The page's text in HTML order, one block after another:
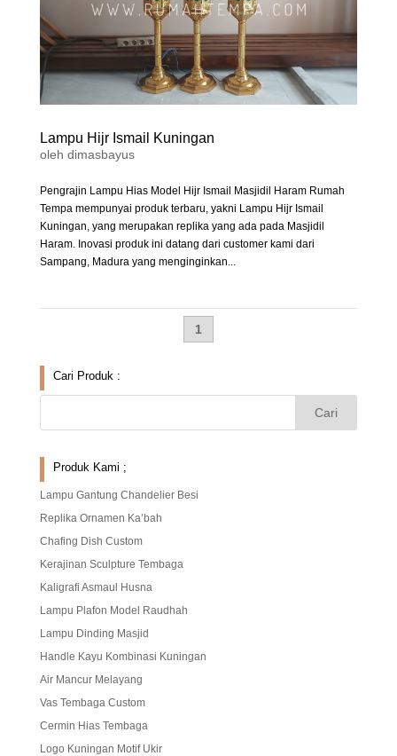
Lampu Hijr Ismail Kuningan
oleh dimasbayus
Pengrajin Lampu Hias Model Hijr Ismail Masjidil Haram Rumah
Tempa mempunyai produk terbaru, yakni Lampu Hijr Ismail
Kuningan, yang merupakan replika yang ada pada Masjidil
Haram. Inovasi produk ini datang dari customer kami dari
Sampang, Madura yang menginginkan...
1
Cari Produk :
Produk Kami ;
Lampu Gantung Chandelier Besi
Replika Ornamen Ka’bah
Chafing Dish Custom
Kerajinan Sculpture Tembaga
Kaligrafi Asmaul Husna
Lampu Plafon Model Raudhah
Lampu Dinding Masjid
Handle Kayu Kombinasi Kuningan
Air Mancur Melayang
Vas Tembaga Custom
Cermin Hias Tembaga
Logo Kuningan Motif Ukir